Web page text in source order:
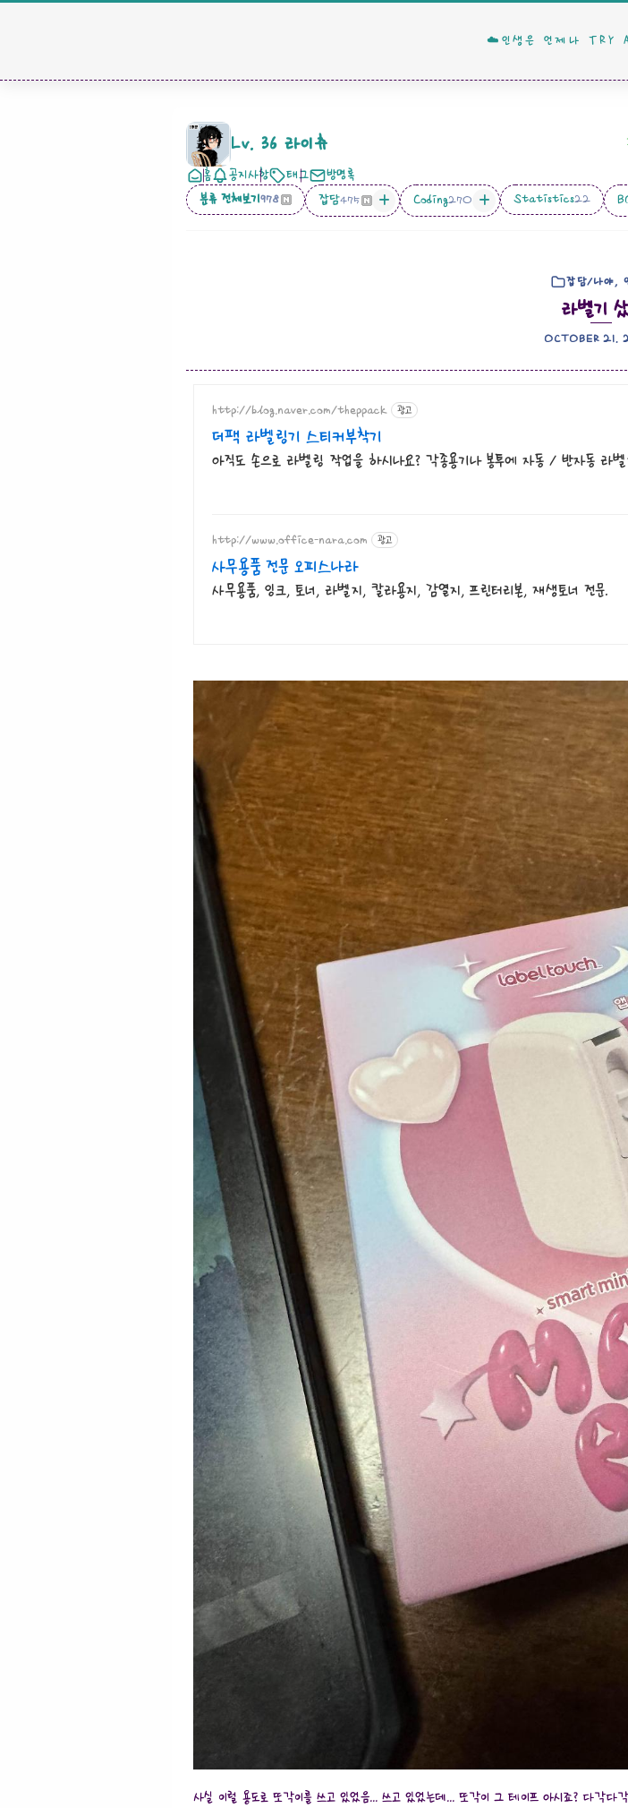
☁️인생은 언제나 TRY
Lv. 36 라이츄
홈 공지사항 태그
방명록
분류 전체보기978 잡담475 Coding270 Statistics22
잡담/나야,
라벨기
OCTOBER
http://blog.naver.com/theppack 광고
더팩 라벨링기 스티커부착기
아직도 손으로 라벨링 작업을 하시나요? 각종용기나 봉투에 자동 / 반자동 라
http://www.office-nara.com 광고
사무용품 전문 오피스나라
사무용품, 잉크, 토너, 라벨지, 칼라용지, 감열지, 프린터리본, 재생토너 전문.
사실 이럴 용도로 또각이를 쓰고 있었음... 쓰고 있었는데... 또각이 그 테이프 아시죠? 다각